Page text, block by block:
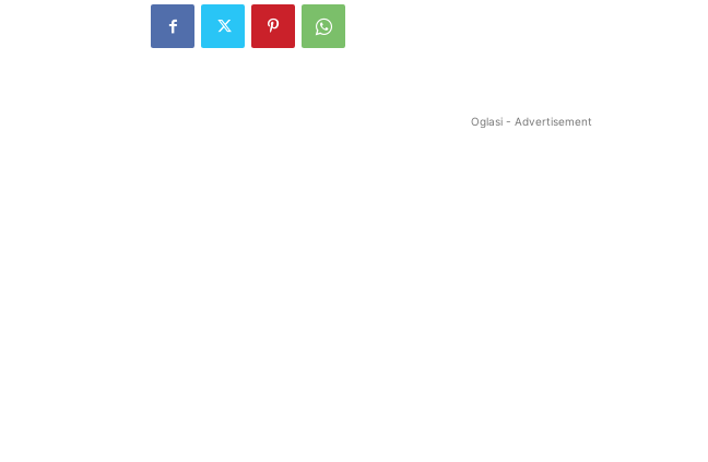
Oglasi - Advertisement